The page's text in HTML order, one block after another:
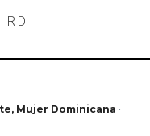
RD
Mujer Dominicana